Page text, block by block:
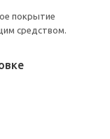
покрытие
средством.